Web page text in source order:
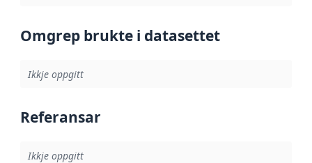
Omgrep brukte i datasettet
Ikkje oppgitt
Referansar
Ikkje oppgitt